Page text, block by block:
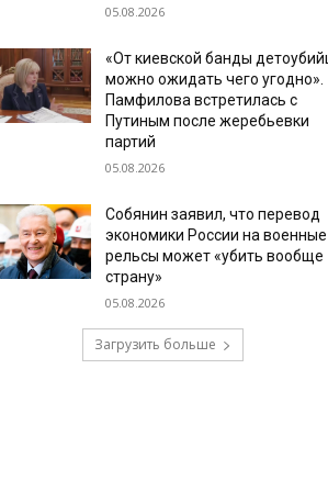
05.08.2026
«От киевской банды
можно ожидать чего угодно».
Памфилова встретилась с
Путиным после жеребьевки
партий
05.08.2026
Собянин заявил, что перевод
экономики России на военные
рельсы может «убить вообще
страну»
05.08.2026
Загрузить больше